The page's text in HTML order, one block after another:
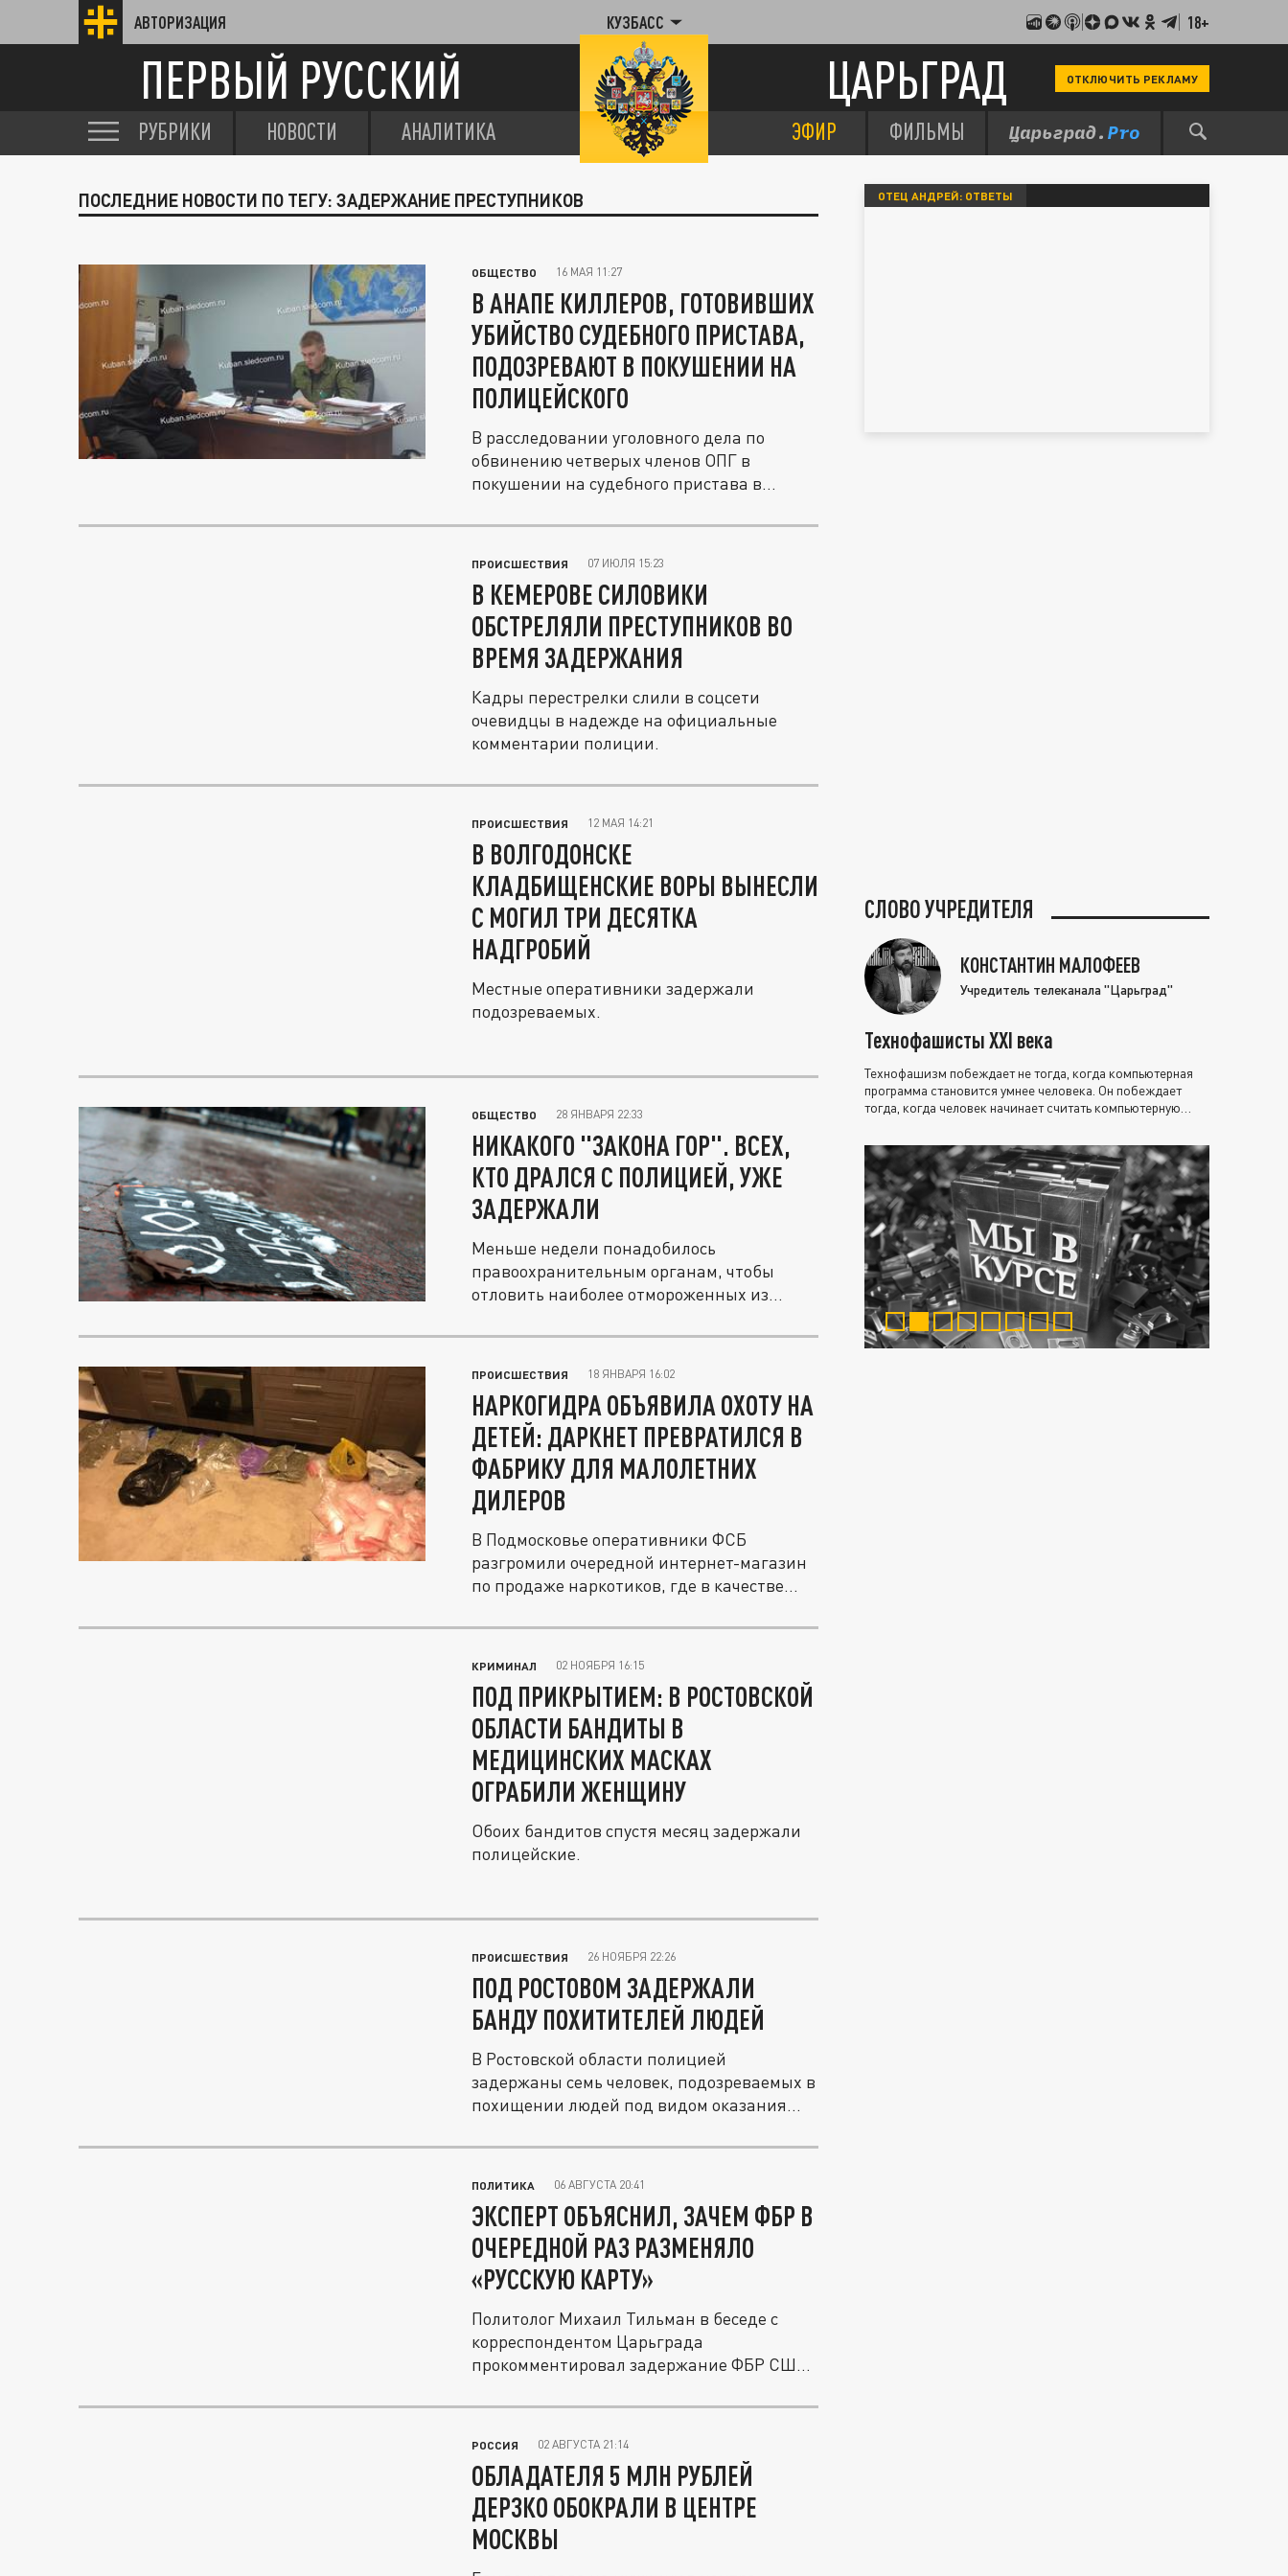
АВТОРИЗАЦИЯ КУЗБАСС 18+
ПЕРВЫЙ РУССКИЙ ЦАРЬГРАД ОТКЛЮЧИТЬ РЕКЛАМУ
РУБРИКИ НОВОСТИ АНАЛИТИКА ЭФИР ФИЛЬМЫ
ПОСЛЕДНИЕ НОВОСТИ ПО ТЕГУ: ЗАДЕРЖАНИЕ ПРЕСТУПНИКОВ
ОБЩЕСТВО 16 МАЯ 11:27
В АНАПЕ КИЛЛЕРОВ, ГОТОВИВШИХ
УБИЙСТВО СУДЕБНОГО ПРИСТАВА,
ПОДОЗРЕВАЮТ В ПОКУШЕНИИ НА
ПОЛИЦЕЙСКОГО
В расследовании уголовного дела по
обвинению четверых членов ОПГ в
покушении на судебного пристава в
ПРОИСШЕСТВИЯ 07 ИЮЛЯ 15:23
В КЕМЕРОВЕ СИЛОВИКИ
ОБСТРЕЛЯЛИ ПРЕСТУПНИКОВ ВО
ВРЕМЯ ЗАДЕРЖАНИЯ
Кадры перестрелки слили в соцсети
очевидцы в надежде на официальные
комментарии полиции.
ПРОИСШЕСТВИЯ 12 МАЯ 14:21
В ВОЛГОДОНСКЕ
КЛАДБИЩЕНСКИЕ ВОРЫ ВЫНЕСЛИ
С МОГИЛ ТРИ ДЕСЯТКА
НАДГРОБИЙ
Местные оперативники задержали
подозреваемых.
ОБЩЕСТВО 28 ЯНВАРЯ 22:33
НИКАКОГО "ЗАКОНА ГОР". ВСЕХ,
КТО ДРАЛСЯ С ПОЛИЦИЕЙ, УЖЕ
ЗАДЕРЖАЛИ
Меньше недели понадобилось
правоохранительным органам, чтобы
отловить наиболее отмороженных из
ПРОИСШЕСТВИЯ 18 ЯНВАРЯ 16:02
НАРКОГИДРА ОБЪЯВИЛА ОХОТУ НА
ДЕТЕЙ: ДАРКНЕТ ПРЕВРАТИЛСЯ В
ФАБРИКУ ДЛЯ МАЛОЛЕТНИХ
ДИЛЕРОВ
В Подмосковье оперативники ФСБ
разгромили очередной интернет-магазин
по продаже наркотиков, где в качестве...
КРИМИНАЛ 02 НОЯБРЯ 16:15
ПОД ПРИКРЫТИЕМ: В РОСТОВСКОЙ
ОБЛАСТИ БАНДИТЫ В
МЕДИЦИНСКИХ МАСКАХ
ОГРАБИЛИ ЖЕНЩИНУ
Обоих бандитов спустя месяц задержали
полицейские.
ПРОИСШЕСТВИЯ 26 НОЯБРЯ 22:26
ПОД РОСТОВОМ ЗАДЕРЖАЛИ
БАНДУ ПОХИТИТЕЛЕЙ ЛЮДЕЙ
В Ростовской области полицией
задержаны семь человек, подозреваемых в
похищении людей под видом оказания
ПОЛИТИКА 06 АВГУСТА 20:41
ЭКСПЕРТ ОБЪЯСНИЛ, ЗАЧЕМ ФБР В
ОЧЕРЕДНОЙ РАЗ РАЗМЕНЯЛО
«РУССКУЮ КАРТУ»
Политолог Михаил Тильман в беседе с
корреспондентом Царьграда
прокомментировал задержание ФБР США
РОССИЯ 02 АВГУСТА 21:14
ОБЛАДАТЕЛЯ 5 МЛН РУБЛЕЙ
ДЕРЗКО ОБОКРАЛИ В ЦЕНТРЕ
МОСКВЫ
ОТЕЦ АНДРЕЙ: ОТВЕТЫ
СЛОВО УЧРЕДИТЕЛЯ
КОНСТАНТИН МАЛОФЕЕВ
Учредитель телеканала "Царьград"
Технофашисты XXI века
Технофашизм побеждает не тогда, когда компьютерная
программа становится умнее человека. Он побеждает
тогда, когда человек начинает считать компьютерную